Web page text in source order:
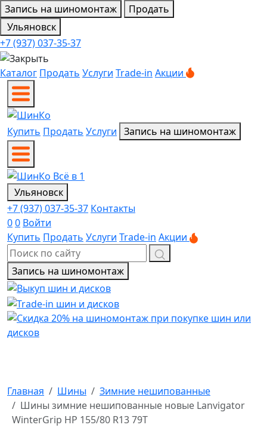
Запись на шиномонтаж
Продать
Ульяновск
+7 (937) 037-35-37
Каталог Продать Услуги Trade-in Акции
Купить Продать Услуги Запись на шиномонтаж
Ульяновск
+7 (937) 037-35-37 Контакты
00 Войти
Купить Продать Услуги Trade-in Акции
Запись на шиномонтаж
Главная Шины
Зимние нешипованные
Шины зимние нешипованные новые Lanvigator
WinterGrip HP 155/80 R13 79T